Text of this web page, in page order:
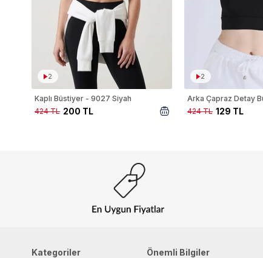
2
Kaplı Büstiyer - 9027 Siyah
200 TL
424 TL
2
129 TL
424 TL
Kategoriler Önemli Bilgiler